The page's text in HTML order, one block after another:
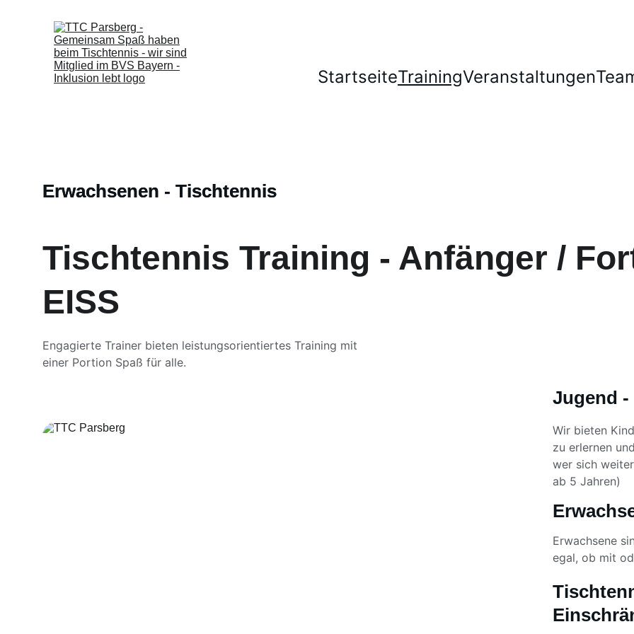
StartseiteTrainingVeranstaltungen
Tischtennis Training - Anfänger /
EISS
Engagierte Trainer bieten leistungsorientiertes Training mit
einer Portion Spaß für alle.
Jugend
Wir bieten
zu erlernen
wer sich
ab 5 Jahren)
Erwachsene
egal, ob mit
Erwachsenen - Tischtennis
Erwachsenen - Tischtennis